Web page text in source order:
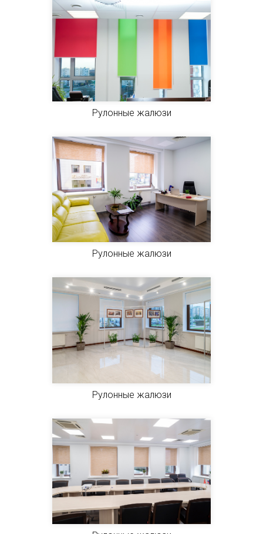
Рулонные жалюзи
Рулонные жалюзи
Рулонные жалюзи